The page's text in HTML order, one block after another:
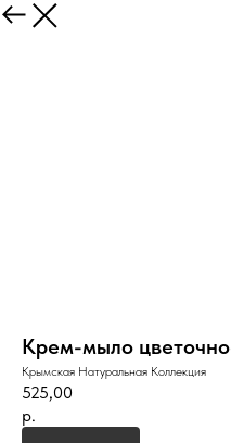
Крем-мыло
Крымская Натуральная Коллекция
525,00
р.